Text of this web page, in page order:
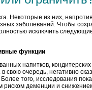
Некоторые из них,
заболеваний. Чтобы
исключить
функции
напитков,
свою очередь, негативно
того, исследования
риском деменции и